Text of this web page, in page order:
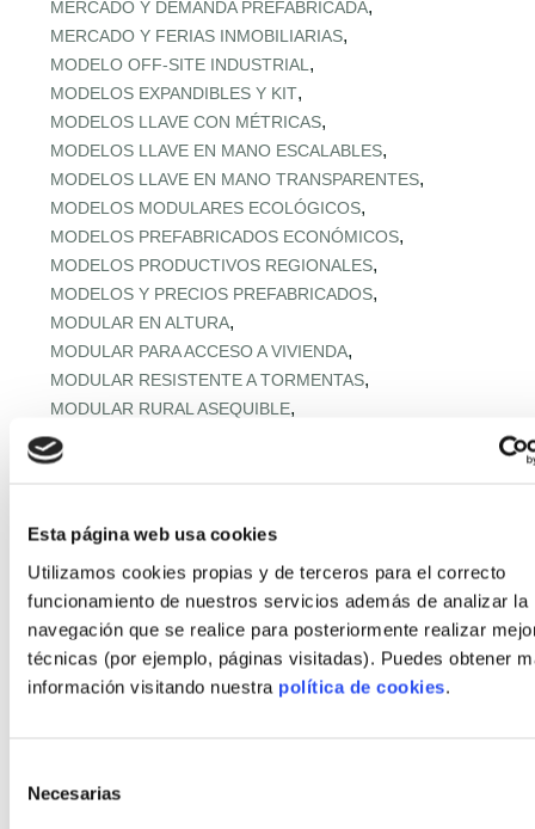
Esta página web usa cookies
Utilizamos cookies propias y de terceros para el correcto
funcionamiento de nuestros servicios además de analizar la
navegación que se realice para posteriormente realizar
técnicas (por ejemplo, páginas visitadas). Puedes obtener
información visitando nuestra política de cookies.
Necesarias
MERCADO Y DEMANDA PREFABRICADA,
MERCADO Y FERIAS INMOBILIARIAS,
MODELO OFF-SITE INDUSTRIAL ,
MODELOS EXPANDIBLES Y KIT,
MODELOS LLAVE CON MÉTRICAS,
MODELOS LLAVE EN MANO ESCALABLES,
MODELOS LLAVE EN MANO TRANSPARENTES,
MODELOS MODULARES ECOLÓGICOS,
MODELOS PREFABRICADOS ECONÓMICOS,
MODELOS PRODUCTIVOS REGIONALES,
MODELOS Y PRECIOS PREFABRICADOS,
MODULAR EN ALTURA,
MODULAR PARA ACCESO A VIVIENDA,
MODULAR RESISTENTE A TORMENTAS,
MODULAR RURAL ASEQUIBLE,
MONTAJE EXPRÉS Y MICROPLAZOS
MONTAJE ULTRARRÁPIDO
OFERTA RETAIL Y LLAVE EN MANO
OFF‑SITE Y FÁBRICAS MODULARES,
OPTIMIZACIÓN IA CADENA ,
PANELES Y MÓDULOS ESTRUCTURALES,
PASSIVHAUS APLICADA,PASSIVHAUS APLICADO,
PASSIVHAUS CLIMA MEDITERRÁNEO ,